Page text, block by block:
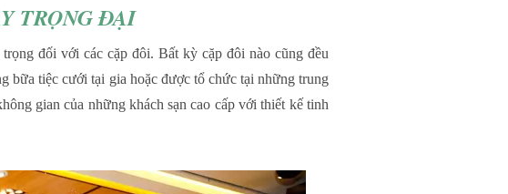
TRỌNG ĐẠI
đối với các cặp đôi. Bất kỳ cặp đôi nào cũng đều
bữa tiệc cưới tại gia hoặc được tổ chức tại những trung
gian của những khách sạn cao cấp với thiết kế tinh